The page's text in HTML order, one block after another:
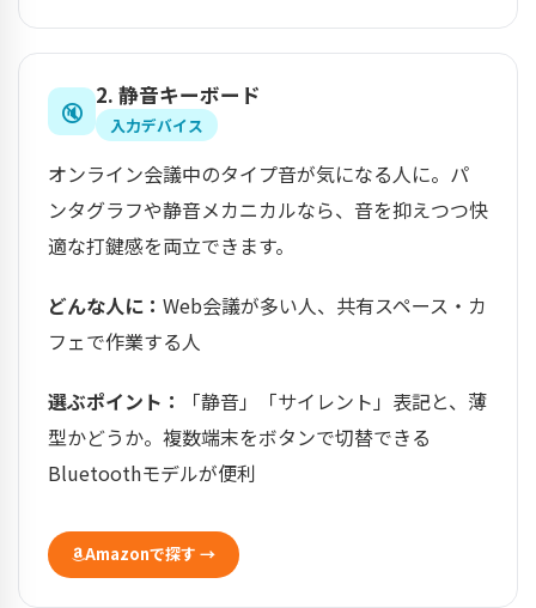
🔇
2. 静音キーボード
入力デバイス
オンライン会議中のタイプ音が気になる人に。パ
ンタグラフや静音メカニカルなら、音を抑えつつ快
適な打鍵感を両立できます。
どんな人に： Web会議が多い人、共有スペース・カ
フェで作業する人
選ぶポイント：
「静音」「サイレント」表記と、薄
型かどうか。複数端末をボタンで切替できる
Bluetoothモデルが便利
Amazonで探す →